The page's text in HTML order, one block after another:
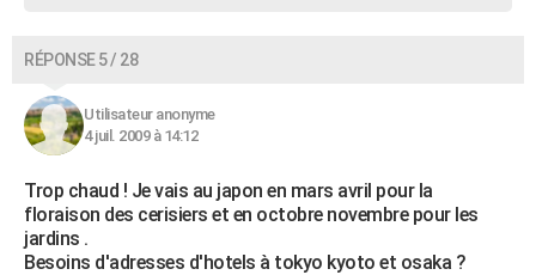
RÉPONSE 5 / 28
Utilisateur anonyme
4 juil. 2009 à 14:12
Trop chaud ! Je vais au japon en mars avril pour la
floraison des cerisiers et en octobre novembre pour les
jardins .
Besoins d'adresses d'hotels à tokyo kyoto et osaka ?